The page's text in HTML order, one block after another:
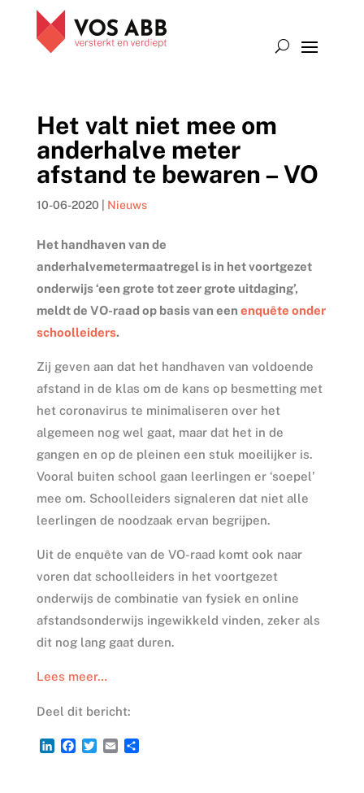
Het valt niet mee om
anderhalve meter
afstand te bewaren – VO
10-06-2020 Nieuws
Het handhaven van de
anderhalvemetermaatregel is in het voortgezet
onderwijs ‘een grote tot zeer grote uitdaging’,
meldt de VO-raad op basis van een enquête onder
schoolleiders.
Zij geven aan dat het handhaven van voldoende
afstand in de klas om de kans op besmetting met
het coronavirus te minimaliseren over het
algemeen nog wel gaat, maar dat het in de
gangen en op de pleinen een stuk moeilijker is.
Vooral buiten school gaan leerlingen er ‘soepel’
mee om. Schoolleiders signaleren dat niet alle
leerlingen de noodzaak ervan begrijpen.
Uit de enquête van de VO-raad komt ook naar
voren dat schoolleiders in het voortgezet
onderwijs de combinatie van fysiek en online
afstandsonderwijs ingewikkeld vinden, zeker als
dit nog lang gaat duren.
Lees meer…
Deel dit bericht:
L
F
T
E
D